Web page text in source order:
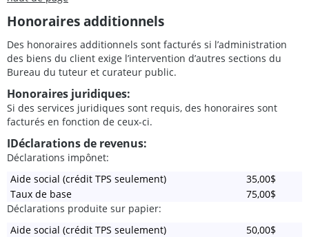
Honoraires additionnels
Des honoraires additionnels sont facturés si l’administration
des biens du client exige l’intervention d’autres sections du
Bureau du tuteur et curateur public.
Honoraires juridiques:
Si des services juridiques sont requis, des honoraires sont
facturés en fonction de ceux-ci.
IDéclarations de revenus:
Déclarations impônet:
Aide social (crédit TPS seulement)
35,00$
Taux de base
75,00$
Déclarations produite sur papier:
Aide social (crédit TPS seulement)
50,00$